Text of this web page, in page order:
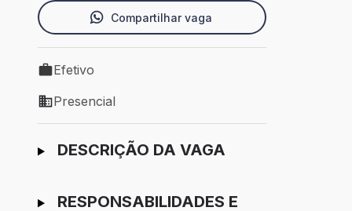
Compartilhar vaga
Tipo de vaga: Efetivo
Efetivo
Modelo de trabalho: Presencial
Presencial
Ir para candidatura
DESCRIÇÃO DA VAGA
RESPONSABILIDADES E